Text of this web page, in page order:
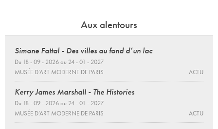
Aux alentours
Simone Fattal - Des villes au fond d’un lac
Du 18 - 09 - 2026 au 24 - 01 - 2027
MUSÉE D’ART MODERNE DE PARIS
ACTU
Kerry James Marshall - The Histories
Du 18 - 09 - 2026 au 24 - 01 - 2027
MUSÉE D’ART MODERNE DE PARIS
ACTU